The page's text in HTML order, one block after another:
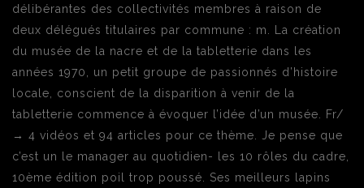
délibérantes des collectivités membres à raison de
deux délégués titulaires par commune : m. La création
du musée de la nacre et de la tabletterie dans les
années 1970, un petit groupe de passionnés d’histoire
locale, conscient de la disparition à venir de la
tabletterie commence à évoquer l’idée d’un musée. Fr/
→ 4 vidéos et 94 articles pour ce thème. Je pense que
c’est un le manager au quotidien- les 10 rôles du cadre,
10ème édition poil trop poussé. Ses meilleurs lapins